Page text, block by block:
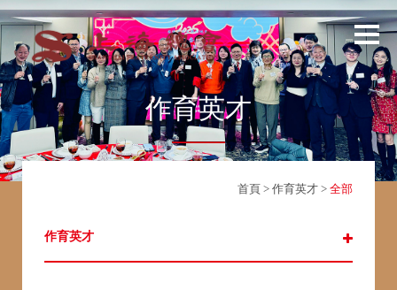
作育英才
首頁 > 作育英才 > 全部
作育英才